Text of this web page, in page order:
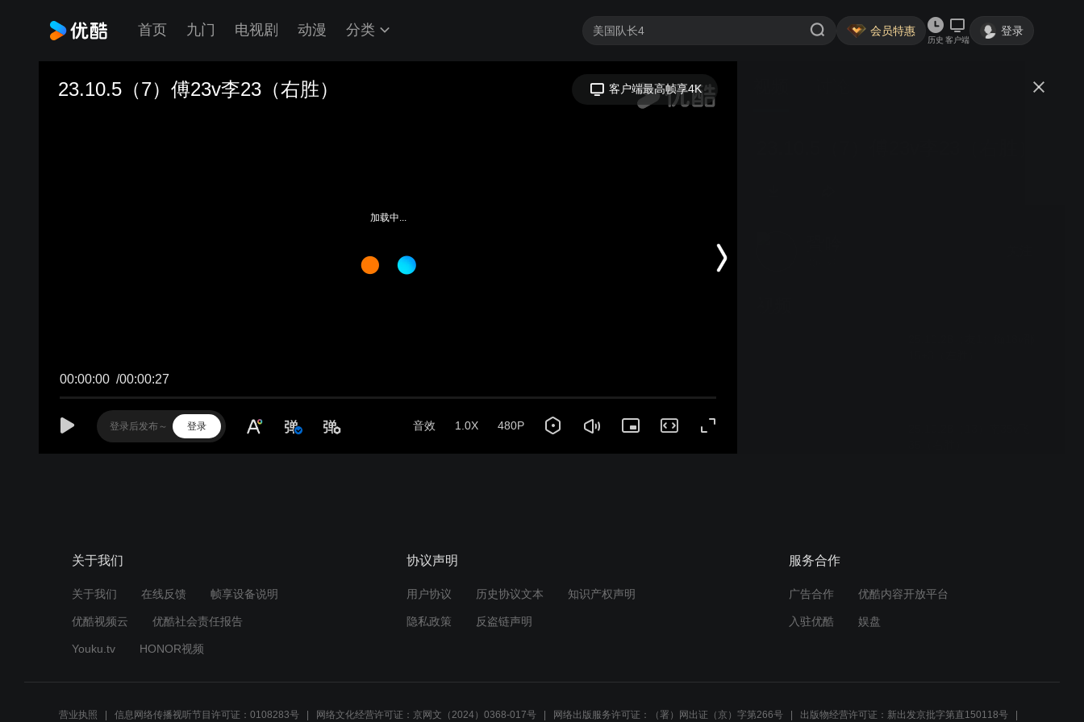
首页 九门 电视剧 动漫 分类 会员特惠
历史 客户端
登录
23.10.5（7）傅23v李23（右胜） 客户端最高帧享4K
00:00:00 /00:00:27
登录 音效 1.0X 480P
加载中...
33（右胜）
关于我们
关于我们 在线反馈 帧享设备说明
优酷视频云 优酷社会责任报告
Youku.tv HONOR视频
协议声明
用户协议 历史协议文本 知识产权声明
隐私政策 反盗链声明
服务合作
广告合作 优酷内容开放平台
入驻优酷 娱盘
营业执照 信息网络传播视听节目许可证：0108283号 网络文化经营许可证：京网文（2024）0368-017号 网络出版服务许可证：（署）网出证（京）字第266号 出版物经营许可证：新出发京批字第直150118号